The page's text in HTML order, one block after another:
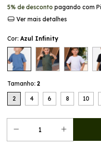
5% de desconto pagando com
Ver mais detalhes
Cor: Azul Infinity
Tamanho: 2
2 4 6 8 10